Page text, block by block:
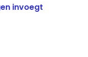
invoegt